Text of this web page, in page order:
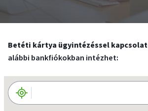
Időpontfoglalás
Betéti kártya ügyintézéssel
alábbi bankfiókokban intézhet: